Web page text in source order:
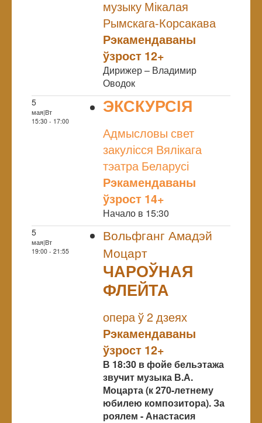
музыку Мікалая
Рымскага-Корсакава
Рэкамендаваны
ўзрост 12+
Дирижер – Владимир
Оводок
5
мая|Вт
15:30 - 17:00
ЭКСКУРСІЯ
Адмысловы свет
закулісся Вялікага
тэатра Беларусі
Рэкамендаваны
ўзрост 14+
Начало в 15:30
5
мая|Вт
19:00 - 21:55
Вольфганг Амадэй
Моцарт
ЧАРОЎНАЯ
ФЛЕЙТА
опера ў 2 дзеях
Рэкамендаваны
ўзрост 12+
В 18:30 в фойе бельэтажа
звучит музыка В.А.
Моцарта (к 270-летнему
юбилею композитора). За
роялем - Анастасия